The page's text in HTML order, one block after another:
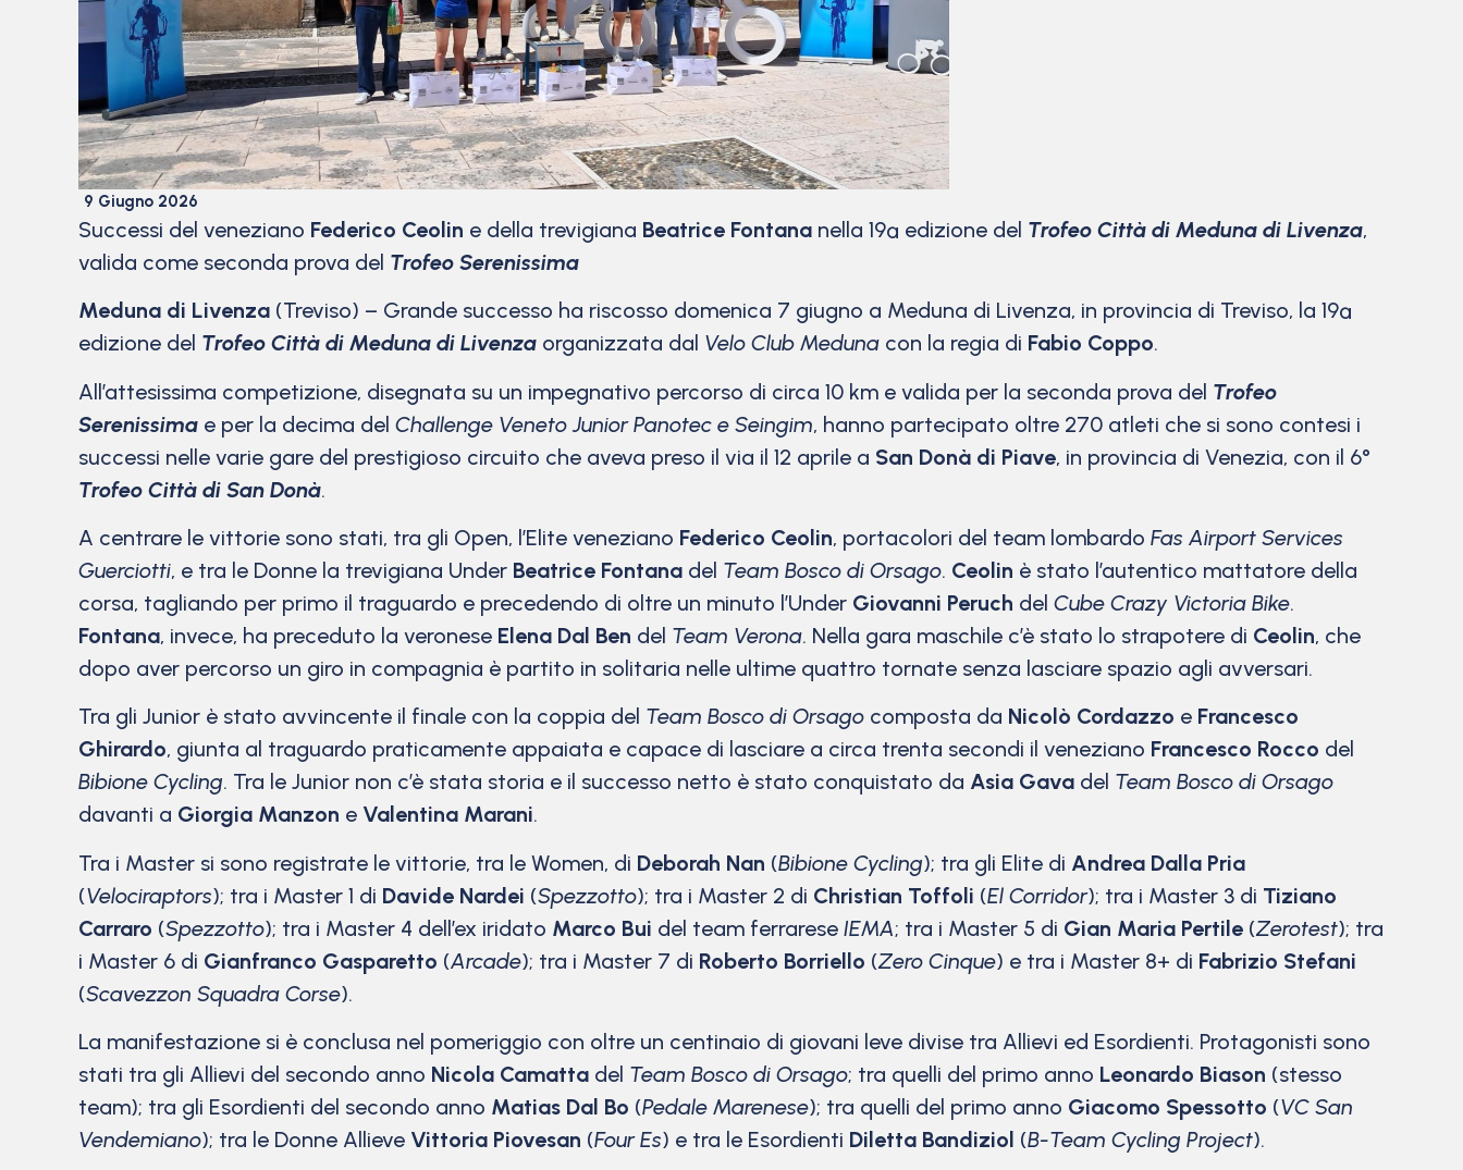
9 Giugno 2026
Successi del veneziano Federico Ceolin e della trevigiana Beatrice Fontana nella 19ª edizione del Trofeo Città di Meduna di Livenza,
valida come seconda prova del Trofeo Serenissima
Meduna di Livenza (Treviso) – Grande successo ha riscosso domenica 7 giugno a Meduna di Livenza, in provincia di Treviso, la 19ª
edizione del Trofeo Città di Meduna di Livenza organizzata dal Velo Club Meduna con la regia di Fabio Coppo.
All’attesissima competizione, disegnata su un impegnativo percorso di circa 10 km e valida per la seconda prova del Trofeo
Serenissima e per la decima del Challenge Veneto Junior Panotec e Seingim, hanno partecipato oltre 270 atleti che si sono contesi i
successi nelle varie gare del prestigioso circuito che aveva preso il via il 12 aprile a San Donà di Piave, in provincia di Venezia, con il 6°
Trofeo Città di San Donà.
A centrare le vittorie sono stati, tra gli Open, l’Elite veneziano Federico Ceolin, portacolori del team lombardo Fas Airport Services
Guerciotti, e tra le Donne la trevigiana Under Beatrice Fontana del Team Bosco di Orsago. Ceolin è stato l’autentico mattatore della
corsa, tagliando per primo il traguardo e precedendo di oltre un minuto l’Under Giovanni Peruch del Cube Crazy Victoria Bike.
Fontana, invece, ha preceduto la veronese Elena Dal Ben del Team Verona. Nella gara maschile c’è stato lo strapotere di Ceolin, che
dopo aver percorso un giro in compagnia è partito in solitaria nelle ultime quattro tornate senza lasciare spazio agli avversari.
Tra gli Junior è stato avvincente il finale con la coppia del Team Bosco di Orsago composta da Nicolò Cordazzo e Francesco
Ghirardo, giunta al traguardo praticamente appaiata e capace di lasciare a circa trenta secondi il veneziano Francesco Rocco del
Bibione Cycling. Tra le Junior non c’è stata storia e il successo netto è stato conquistato da Asia Gava del Team Bosco di Orsago
davanti a Giorgia Manzon e Valentina Marani.
Tra i Master si sono registrate le vittorie, tra le Women, di Deborah Nan (Bibione Cycling); tra gli Elite di Andrea Dalla Pria
(Velociraptors); tra i Master 1 di Davide Nardei (Spezzotto); tra i Master 2 di Christian Toffoli (El Corridor); tra i Master 3 di Tiziano
Carraro (Spezzotto); tra i Master 4 dell’ex iridato Marco Bui del team ferrarese IEMA; tra i Master 5 di Gian Maria Pertile (Zerotest); tra
i Master 6 di Gianfranco Gasparetto (Arcade); tra i Master 7 di Roberto Borriello (Zero Cinque) e tra i Master 8+ di Fabrizio Stefani
(Scavezzon Squadra Corse).
La manifestazione si è conclusa nel pomeriggio con oltre un centinaio di giovani leve divise tra Allievi ed Esordienti. Protagonisti sono
stati tra gli Allievi del secondo anno Nicola Camatta del Team Bosco di Orsago; tra quelli del primo anno Leonardo Biason (stesso
team); tra gli Esordienti del secondo anno Matias Dal Bo (Pedale Marenese); tra quelli del primo anno Giacomo Spessotto (VC San
Vendemiano); tra le Donne Allieve Vittoria Piovesan (Four Es) e tra le Esordienti Diletta Bandiziol (B-Team Cycling Project).